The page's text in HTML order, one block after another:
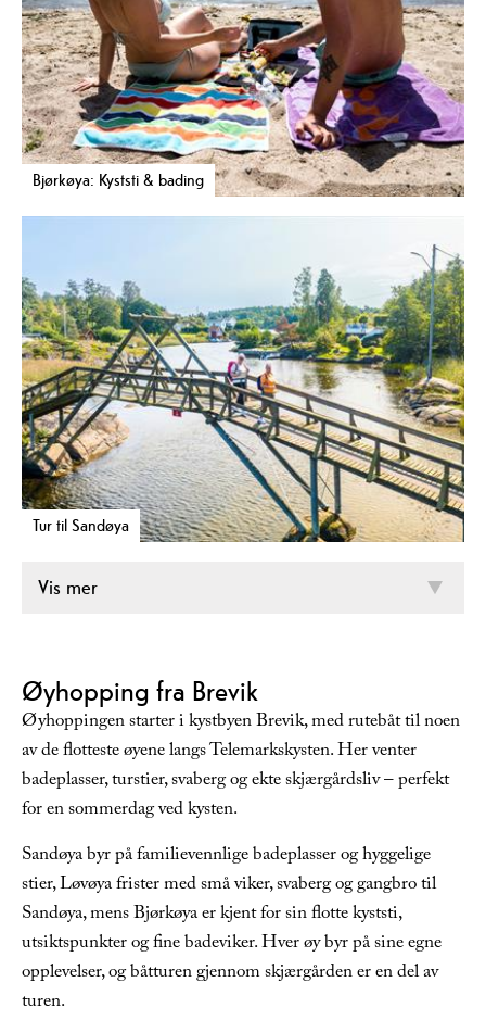
Bjørkøya: Kyststi & bading
Tur til Sandøya
Vis mer
Øyhopping fra Brevik
Øyhoppingen starter i kystbyen Brevik, med rutebåt til noen
av de flotteste øyene langs Telemarkskysten. Her venter
badeplasser, turstier, svaberg og ekte skjærgårdsliv – perfekt
for en sommerdag ved kysten.
Sandøya byr på familievennlige badeplasser og hyggelige
stier, Løvøya frister med små viker, svaberg og gangbro til
Sandøya, mens Bjørkøya er kjent for sin flotte kyststi,
utsiktspunkter og fine badeviker. Hver øy byr på sine egne
opplevelser, og båtturen gjennom skjærgården er en del av
turen.